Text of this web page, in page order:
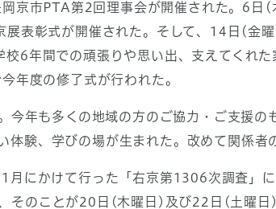
京市PTA第2回理事会が開催された。6日
表彰式が開催された。そして、14日(金
6年間での頑張りや思い出、支えてくれ
年度の修了式が行われた。
年も多くの地域の方のご協力・ご支援の
験、学びの場が生まれた。改めて関係者
にかけて行った「右京第1306次調査」
そのことが20日(木曜日)及び22日(土曜日)